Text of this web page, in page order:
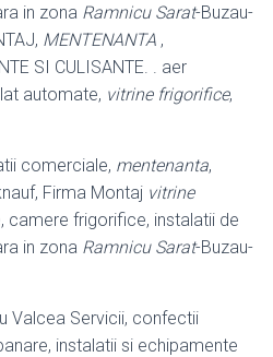
in zona Ramnicu Sarat-Buzau-
MENTENANTA ,
SI CULISANTE. . aer
automate, vitrine frigorifice,
comerciale, mentenanta,
Firma Montaj vitrine
camere frigorifice, instalatii de
in zona Ramnicu Sarat-Buzau-
Valcea Servicii, confectii
instalatii si echipamente